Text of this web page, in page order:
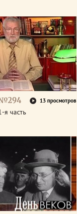
13 просмотров
я часть